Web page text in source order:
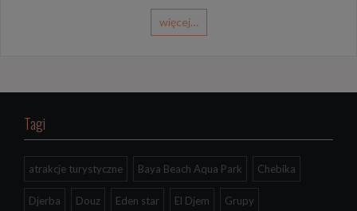
więcej…
Tagi
atrakcje turystyczne Baya Beach Aqua Park Chebika
Djerba Douz Eden star El Djem Grupy